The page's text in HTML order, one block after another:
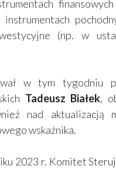
instrumentach
(np. w
w tym tygodniu
Tadeusz Białek,
nad aktualizacją
wskaźnika.
2023 r. Komitet